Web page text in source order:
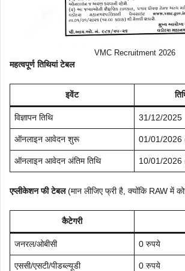
VMC Recruitment 2026
महत्वपूर्ण तिथियां टेबल
इवेंट
विज्ञापन तिथि 31/12/2025
ऑनलाइन आवेदन शुरू 01/01/2026
ऑनलाइन आवेदन अंतिम तिथि 10/01/
एप्लीकेशन फी टेबल(मान लीजिए फ्री है, क्योंकि RAW में
कैटेगरी
जनरल/ओबीसी 0 रुपये
एससी/एसटी/पीडब्ल्यूडी 0 रुपये